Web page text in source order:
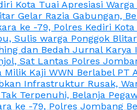
Kota Tuai Apresiasi
Gelar Razia Gabungan,
ke -79, Polres Kediri
Sulis warga Ponggok
dan Bedah Jurnal
Sat Lantas Polres
Kaji WWN Berlabel
Infrastruktur Rusak,
Terpenuhi, Belanja
ke -79, Polres Jombang